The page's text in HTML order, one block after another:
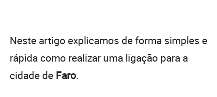
Neste artigo explicamos de forma simples e
rápida como realizar uma ligação para a
cidade de Faro.